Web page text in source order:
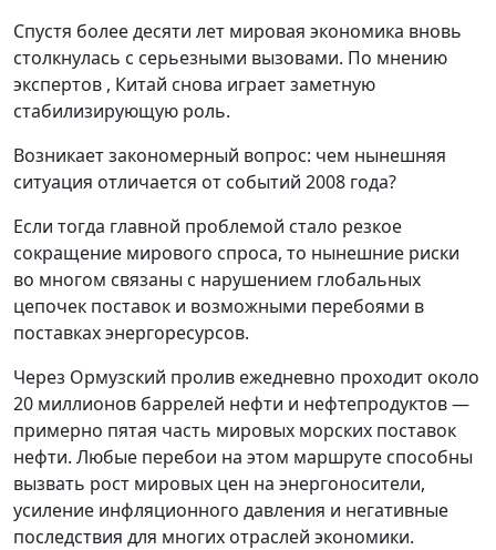
Спустя более десяти лет мировая экономика вновь
столкнулась с серьезными вызовами. По мнению
экспертов , Китай снова играет заметную
стабилизирующую роль.
Возникает закономерный вопрос: чем нынешняя
ситуация отличается от событий 2008 года?
Если тогда главной проблемой стало резкое
сокращение мирового спроса, то нынешние риски
во многом связаны с нарушением глобальных
цепочек поставок и возможными перебоями в
поставках энергоресурсов.
Через Ормузский пролив ежедневно проходит около
20 миллионов баррелей нефти и нефтепродуктов —
примерно пятая часть мировых морских поставок
нефти. Любые перебои на этом маршруте способны
вызвать рост мировых цен на энергоносители,
усиление инфляционного давления и негативные
последствия для многих отраслей экономики.